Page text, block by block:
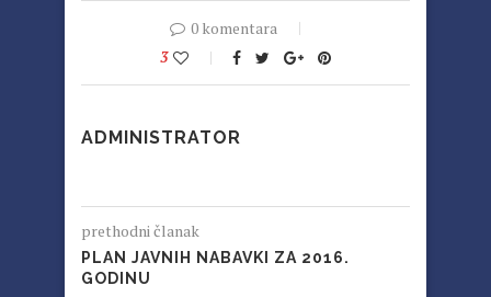
0 komentara
3
ADMINISTRATOR
prethodni članak
PLAN JAVNIH NABAVKI ZA 2016.
GODINU